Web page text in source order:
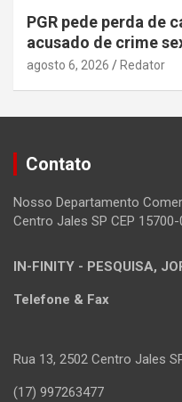
PGR pede perda de
acusado de crime
agosto 6, 2026 Redator
Contato
Nosso Departamento
Centro Jales SP CEP
IN-FINITY - PESQUISA,
Telefone & Fax
Rua 13, 2502 Centro Jales
(17) 997263477